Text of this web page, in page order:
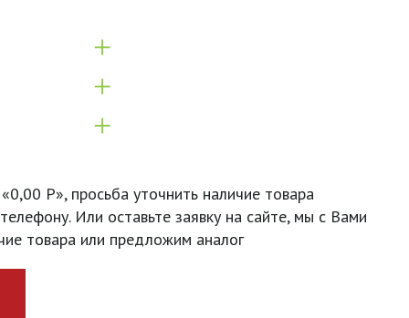
+
+
+
Р», просьба уточнить наличие товара
Или оставьте заявку на сайте, мы с Вами
товара или предложим аналог